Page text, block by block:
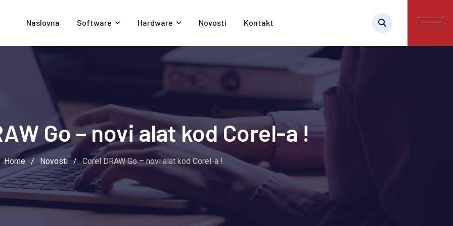
Naslovna Software Hardware Novosti Kontakt
Go – novi alat kod Corel-a !
Home / Novosti / Corel DRAW Go – novi alat kod Corel-a !